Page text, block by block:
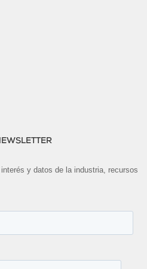
y datos de la industria, recursos